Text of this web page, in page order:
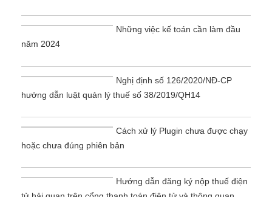
Những việc kế toán cần làm đầu
năm 2024
Nghị định số 126/2020/NĐ-CP
hướng dẫn luật quản lý thuế số 38/2019/QH14
Cách xử lý Plugin chưa được chạy
hoặc chưa đúng phiên bản
Hướng dẫn đăng ký nộp thuế điện